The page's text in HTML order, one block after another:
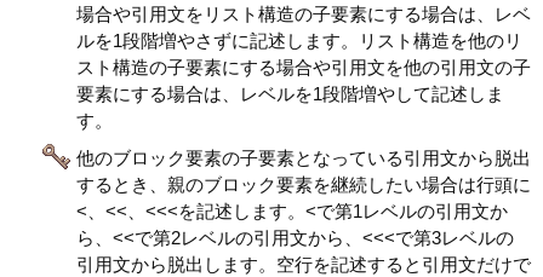
場合や引用文をリスト構造の子要素にする場合は、レベ
ルを1段階増やさずに記述します。リスト構造を他のリ
スト構造の子要素にする場合や引用文を他の引用文の子
要素にする場合は、レベルを1段階増やして記述しま
す。
他のブロック要素の子要素となっている引用文から脱出
するとき、親のブロック要素を継続したい場合は行頭に
<、<<、<<<を記述します。<で第1レベルの引用文か
ら、<<で第2レベルの引用文から、<<<で第3レベルの
引用文から脱出します。空行を記述すると引用文だけで